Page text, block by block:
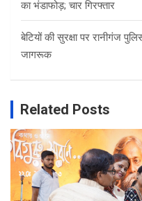
का भंडाफोड़; चार गिरफ्तार
बेटियों की सुरक्षा पर रानीगंज
जागरूक
Related Posts